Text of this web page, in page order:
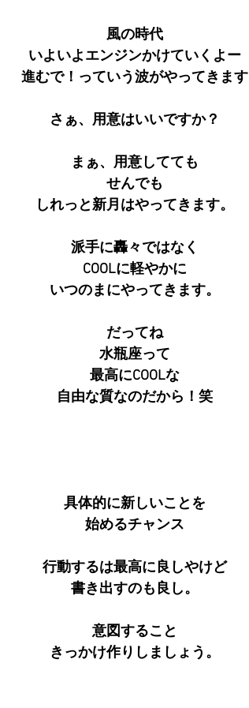
風の時代
いよいよエンジンかけていくよー
進むで！っていう波がやってきます
さぁ、用意はいいですか？
まぁ、用意してても
せんでも
しれっと新月はやってきます。
派手に轟々ではなく
COOLに軽やかに
いつのまにやってきます。
だってね
水瓶座って
最高にCOOLな
自由な質なのだから！笑
具体的に新しいことを
始めるチャンス
行動するは最高に良しやけど
書き出すのも良し。
意図すること
きっかけ作りしましょう。